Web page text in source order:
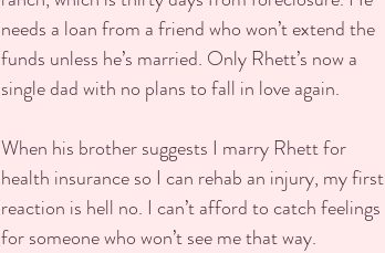
needs a loan from a friend who won’t extend the
funds unless he’s married. Only Rhett’s now a
single dad with no plans to fall in love again.
When his brother suggests I marry Rhett for
health insurance so I can rehab an injury, my first
reaction is hell no. I can’t afford to catch feelings
for someone who won’t see me that way.